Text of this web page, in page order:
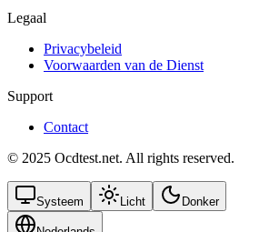
Legaal
Privacybeleid
Voorwaarden van de Dienst
Support
Contact
© 2025 Ocdtest.net. All rights reserved.
Systeem Licht Donker